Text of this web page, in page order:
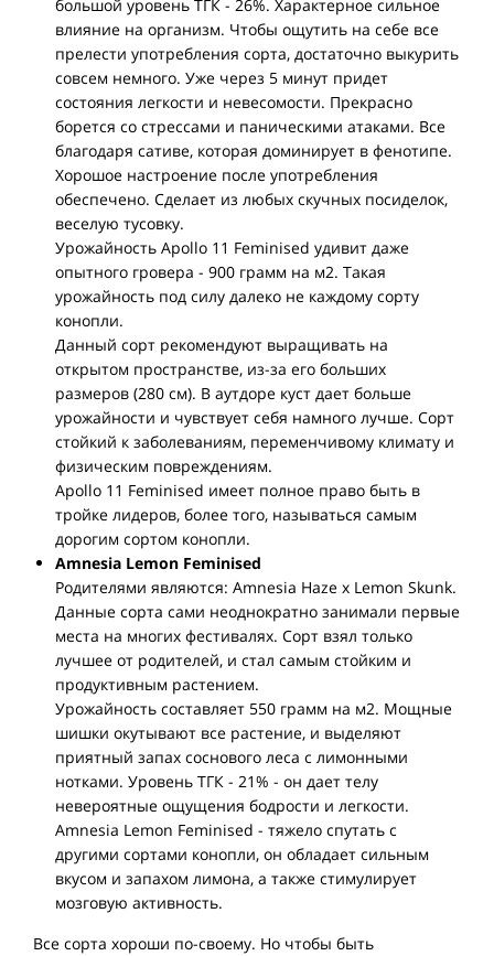
большой уровень ТГК - 26%. Характерное сильное
влияние на организм. Чтобы ощутить на себе все
прелести употребления сорта, достаточно выкурить
совсем немного. Уже через 5 минут придет
состояния легкости и невесомости. Прекрасно
борется со стрессами и паническими атаками. Все
благодаря сативе, которая доминирует в фенотипе.
Хорошое настроение после употребления
обеспечено. Сделает из любых скучных посиделок,
веселую тусовку.
Урожайность Apollo 11 Feminised удивит даже
опытного гровера - 900 грамм на м2. Такая
урожайность под силу далеко не каждому сорту
конопли.
Данный сорт рекомендуют выращивать на
открытом пространстве, из-за его больших
размеров (280 см). В аутдоре куст дает больше
урожайности и чувствует себя намного лучше. Сорт
стойкий к заболеваниям, переменчивому климату и
физическим повреждениям.
Apollo 11 Feminised имеет полное право быть в
тройке лидеров, более того, называться самым
дорогим сортом конопли.
Amnesia Lemon Feminised
Родителями являются: Amnesia Haze x Lemon Skunk.
Данные сорта сами неоднократно занимали первые
места на многих фестивалях. Сорт взял только
лучшее от родителей, и стал самым стойким и
продуктивным растением.
Урожайность составляет 550 грамм на м2. Мощные
шишки окутывают все растение, и выделяют
приятный запах соснового леса с лимонными
нотками. Уровень ТГК - 21% - он дает телу
невероятные ощущения бодрости и легкости.
Amnesia Lemon Feminised - тяжело спутать с
другими сортами конопли, он обладает сильным
вкусом и запахом лимона, а также стимулирует
мозговую активность.
Все сорта хороши по-своему. Но чтобы быть